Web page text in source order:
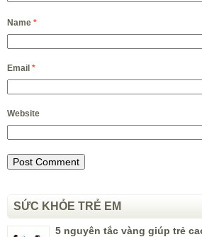
Name *
Email *
Website
SỨC KHỎE TRẺ EM
5 nguyên tắc vàng giúp trẻ